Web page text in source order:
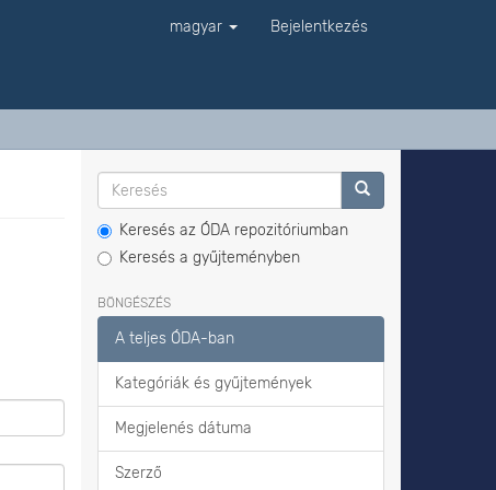
magyar Bejelentkezés
Keresés az ÓDA repozitóriumban
Keresés a gyűjteményben
BÖNGÉSZÉS
A teljes ÓDA-ban
Kategóriák és gyűjtemények
Megjelenés dátuma
Szerző